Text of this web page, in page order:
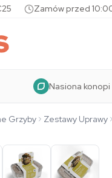
Zamów przed
Nasiona konopi
Grzyby Zestawy Uprawy